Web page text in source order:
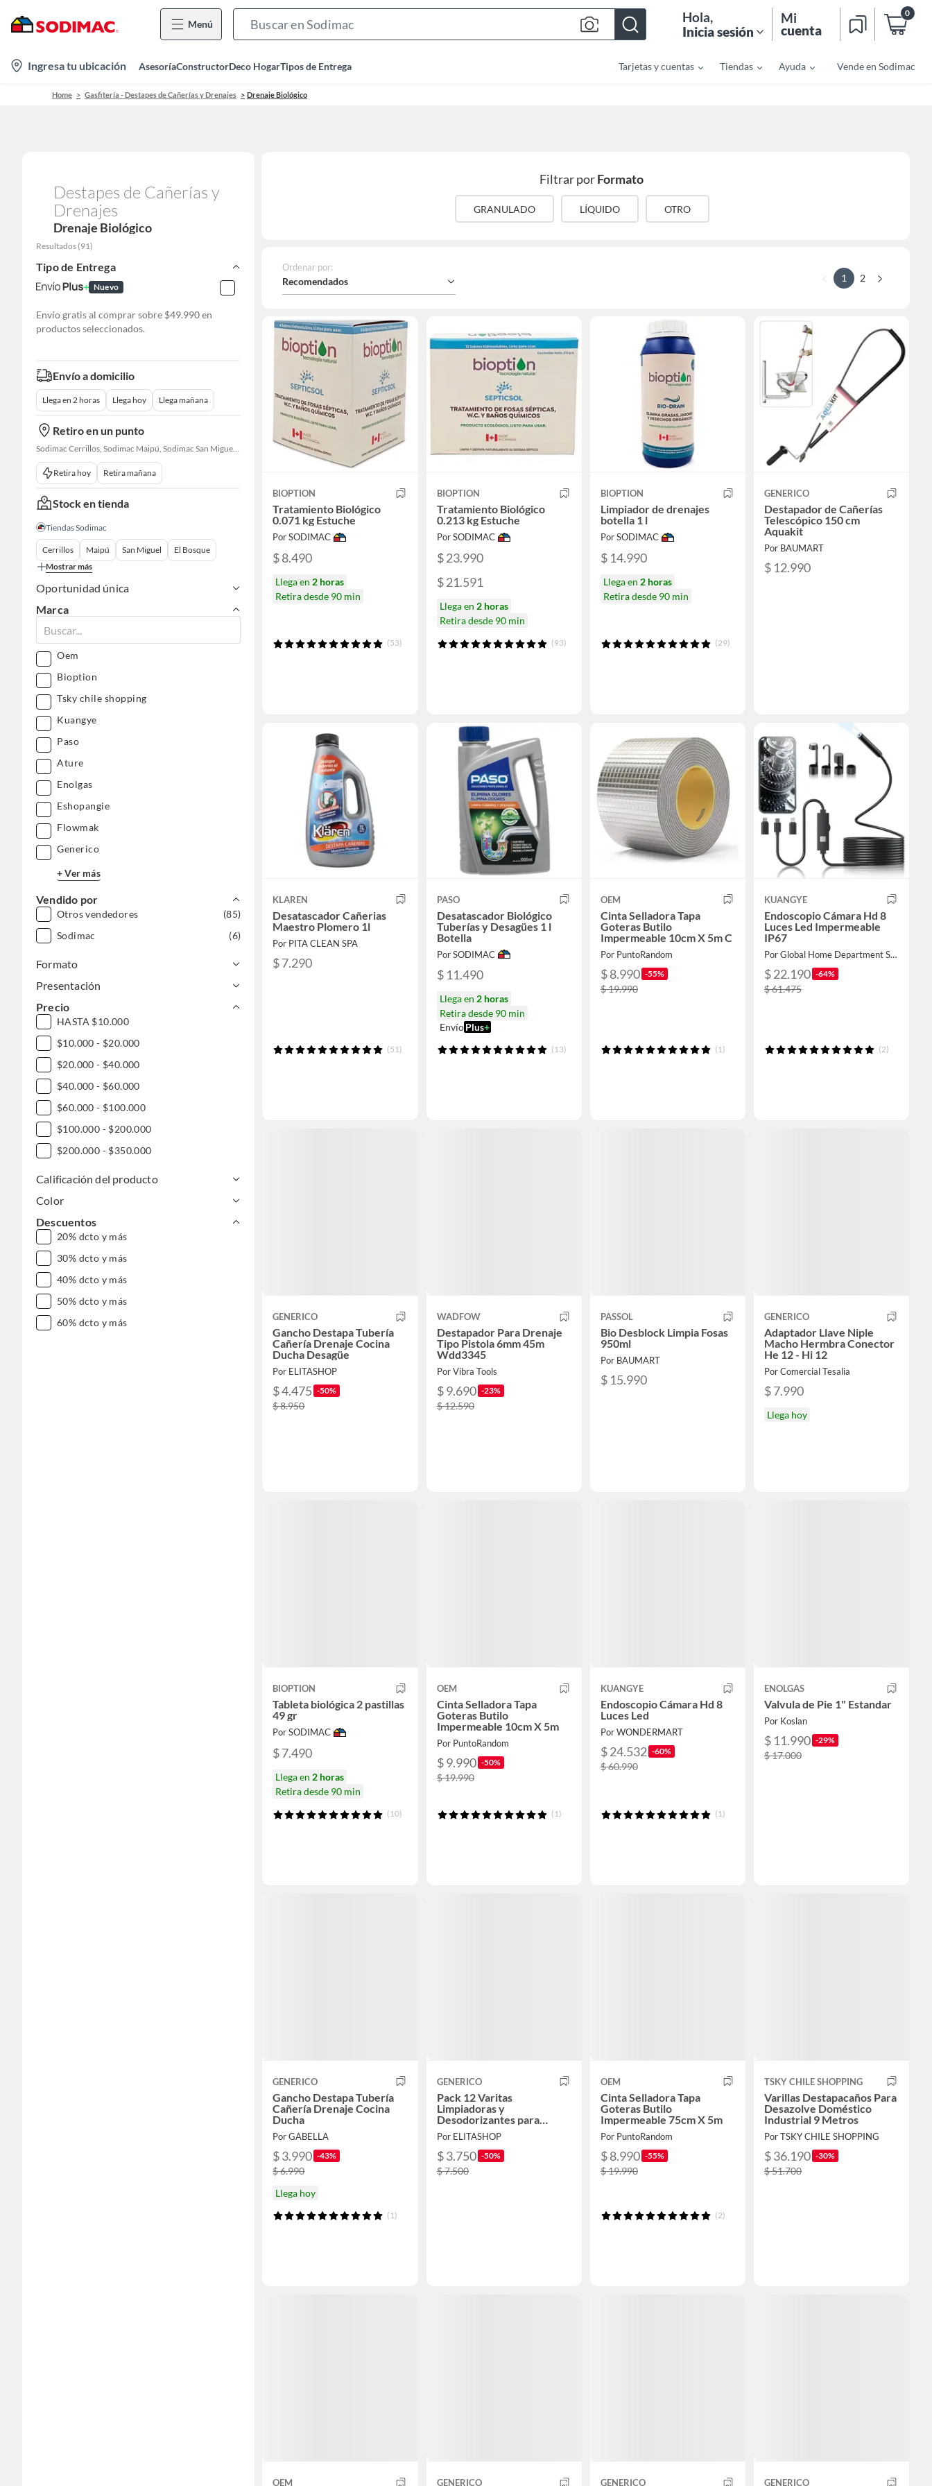
Menú
Bar
Hola,
Inicia sesión
Mi
cuenta
0
location-
icon
Ingresa tu ubicación AsesoríaConstructorDeco HogarTipos de Entrega Tarjetas y cuentas Tiendas Ayuda Vende en Sodimac
Home Gasfitería - Destapes de Cañerías y Drenajes Drenaje Biológico
Destapes de Cañerías y
Drenajes
Drenaje Biológico
Resultados (91)
Tipo de Entrega
Nuevo
Envío gratis al comprar sobre $49.990 en
productos seleccionados.
Envío a domicilio
Llega en 2 horas Llega hoy Llega mañana
Retiro en un punto
Sodimac Cerrillos, Sodimac Maipú, Sodimac San Miguel, Sodimac El Bosque, Sodimac San Bernardo, Constructor Cantagallo, Sodimac Talagante, Sodimac San Fernando
Retira hoy Retira mañana
Stock en tienda
Tiendas Sodimac
Cerrillos Maipú San Miguel
El Bosque
Mostrar más
Oportunidad única
Marca
Oem
Bioption
Tsky chile shopping
Kuangye
Paso
Ature
Enolgas
Eshopangie
Flowmak
Generico
+ Ver más
Vendido por
Otros vendedores
(85)
Sodimac
(6)
Formato
Presentación
Precio
HASTA $10.000
$10.000 - $20.000
$20.000 - $40.000
$40.000 - $60.000
$60.000 - $100.000
$100.000 - $200.000
$200.000 - $350.000
Calificación del producto
Color
Descuentos
20% dcto y más
30% dcto y más
40% dcto y más
50% dcto y más
60% dcto y más
Filtrar porFormato
GRANULADO LÍQUIDO OTRO
Ordenar por:
Recomendados 1 2
BIOPTION
Tratamiento Biológico
0.071 kg Estuche
Por SODIMAC
$ 8.490
Llega en 2 horas
Retira desde 90 min
(53)
BIOPTION
Tratamiento Biológico
0.213 kg Estuche
Por SODIMAC
$ 23.990
$ 21.591
Llega en 2 horas
Retira desde 90 min
(93)
BIOPTION
Limpiador de drenajes
botella 1 l
Por SODIMAC
$ 14.990
Llega en 2 horas
Retira desde 90 min
(29)
GENERICO
Destapador de Cañerías
Telescópico 150 cm
Aquakit
Por BAUMART
$ 12.990
KLAREN
Desatascador Cañerias
Maestro Plomero 1l
Por PITA CLEAN SPA
$ 7.290
(51)
PASO
Desatascador Biológico
Tuberías y Desagües 1 l
Botella
Por SODIMAC
$ 11.490
Llega en 2 horas
Retira desde 90 min
Envío Plus+
(13)
OEM
Cinta Selladora Tapa
Goteras Butilo
Impermeable 10cm X 5m C
Por PuntoRandom
$ 8.990 -55%
$ 19.990
(1)
KUANGYE
Endoscopio Cámara Hd 8
Luces Led Impermeable
IP67
Por Global Home Department Store
$ 22.190 -64%
$ 61.475
(2)
GENERICO
Gancho Destapa Tubería
Cañería Drenaje Cocina
Ducha Desagüe
Por ELITASHOP
$ 4.475 -50%
$ 8.950
WADFOW
Destapador Para Drenaje
Tipo Pistola 6mm 45m
Wdd3345
Por Vibra Tools
$ 9.690 -23%
$ 12.590
PASSOL
Bio Desblock Limpia Fosas
950ml
Por BAUMART
$ 15.990
GENERICO
Adaptador Llave Niple
Macho Hermbra Conector
He 12 - Hi 12
Por Comercial Tesalia
$ 7.990
Llega hoy
BIOPTION
Tableta biológica 2 pastillas
49 gr
Por SODIMAC
$ 7.490
Llega en 2 horas
Retira desde 90 min
(10)
OEM
Cinta Selladora Tapa
Goteras Butilo
Impermeable 10cm X 5m
Por PuntoRandom
$ 9.990 -50%
$ 19.990
(1)
KUANGYE
Endoscopio Cámara Hd 8
Luces Led
Por WONDERMART
$ 24.532 -60%
$ 60.990
(1)
ENOLGAS
Valvula de Pie 1" Estandar
Por Koslan
$ 11.990 -29%
$ 17.000
GENERICO
Gancho Destapa Tubería
Cañería Drenaje Cocina
Ducha
Por GABELLA
$ 3.990 -43%
$ 6.990
Llega hoy
(1)
GENERICO
Pack 12 Varitas
Limpiadoras y
Desodorizantes para
Desagües Libres de
Obstrucciones Malos
Olores
Por ELITASHOP
$ 3.750 -50%
$ 7.500
OEM
Cinta Selladora Tapa
Goteras Butilo
Impermeable 75cm X 5m
Por PuntoRandom
$ 8.990 -55%
$ 19.990
(2)
TSKY CHILE SHOPPING
Varillas Destapacaños Para
Desazolve Doméstico
Industrial 9 Metros
Por TSKY CHILE SHOPPING
$ 36.190 -30%
$ 51.700
OEM GENERICO GENERICO GENERICO